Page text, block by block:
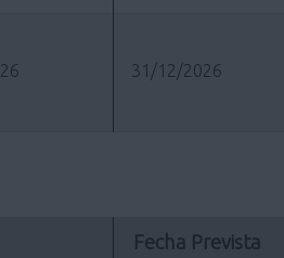
31/12/2026
Fecha Prevista